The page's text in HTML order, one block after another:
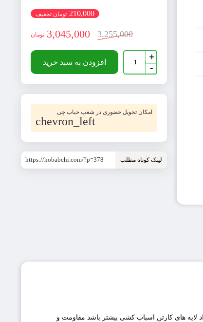
210,000 تومان تخفیف
3,045,000 تومان 3,255,000
جعبه
اسباب
کشی
سه
لایه
(بسته
عددی)
عدد
+
-
افزودن به سبد خرید
امکان تحویل حضوری در شعب حباب چی
chevron_left
لینک کوتاه مطلب https://hobabchi.com/?p=378
های کارتن اسباب کشی بیشتر باشد مقاومت و